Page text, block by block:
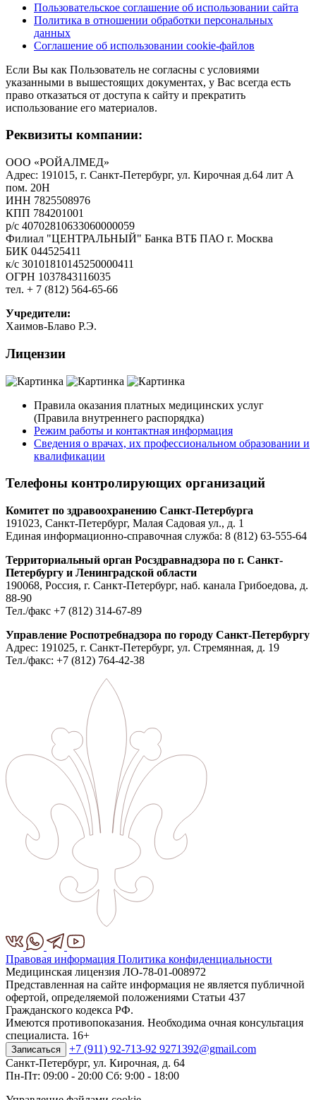
Пользовательское соглашение об использовании сайта
Политика в отношении обработки персональных
данных
Соглашение об использовании cookie-файлов
Если Вы как Пользователь не согласны с условиями
указанными в вышестоящих документах, у Вас всегда есть
право отказаться от доступа к сайту и прекратить
использование его материалов.
Реквизиты компании:
ООО «РОЙАЛМЕД»
Адрес: 191015, г. Санкт-Петербург, ул. Кирочная д.64 лит А
пом. 20Н
ИНН 7825508976
КПП 784201001
р/с 40702810633060000059
Филиал "ЦЕНТРАЛЬНЫЙ" Банка ВТБ ПАО г. Москва
БИК 044525411
к/с 30101810145250000411
ОГРН 1037843116035
тел. + 7 (812) 564-65-66
Учредители:
Хаимов-Блаво Р.Э.
Лицензии
Правила оказания платных медицинских услуг
(Правила внутреннего распорядка)
Режим работы и контактная информация
Сведения о врачах, их профессиональном образовании и
квалификации
Телефоны контролирующих организаций
Комитет по здравоохранению Санкт-Петербурга
191023, Санкт-Петербург, Малая Садовая ул., д. 1
Единая информационно-справочная служба: 8 (812) 63-555-64
Территориальный орган Росздравнадзора по г. Санкт-
Петербургу и Ленинградской области
190068, Россия, г. Санкт-Петербург, наб. канала Грибоедова, д.
88-90
Тел./факс +7 (812) 314-67-89
Управление Роспотребнадзора по городу Санкт-Петербургу
Адрес: 191025, г. Санкт-Петербург, ул. Стремянная, д. 19
Тел./факс: +7 (812) 764-42-38
Правовая информация Политика конфиденциальности
Медицинская лицензия ЛО-78-01-008972
Представленная на сайте информация не является публичной
офертой, определяемой положениями Статьи 437
Гражданского кодекса РФ.
Имеются противопоказания. Необходима очная консультация
специалиста. 16+
Записаться +7 (911) 92-713-92 9271392@gmail.com
Санкт-Петербург, ул. Кирочная, д. 64
Пн-Пт: 09:00 - 20:00 Сб: 9:00 - 18:00